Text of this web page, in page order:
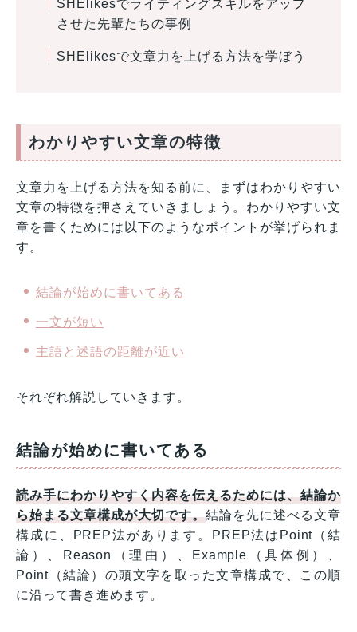
SHElikesでライティングスキルをアップ
させた先輩たちの事例
SHElikesで文章力を上げる方法を学ぼう
わかりやすい文章の特徴
文章力を上げる方法を知る前に、まずはわかりやすい
文章の特徴を押さえていきましょう。わかりやすい文
章を書くためには以下のようなポイントが挙げられま
す。
結論が始めに書いてある
一文が短い
主語と述語の距離が近い
それぞれ解説していきます。
結論が始めに書いてある
読み手にわかりやすく内容を伝えるためには、結論か
ら始まる文章構成が大切です。結論を先に述べる文章
構成に、PREP法があります。PREP法はPoint（結
論）、Reason（理由）、Example（具体例）、
Point（結論）の頭文字を取った文章構成で、この順
に沿って書き進めます。